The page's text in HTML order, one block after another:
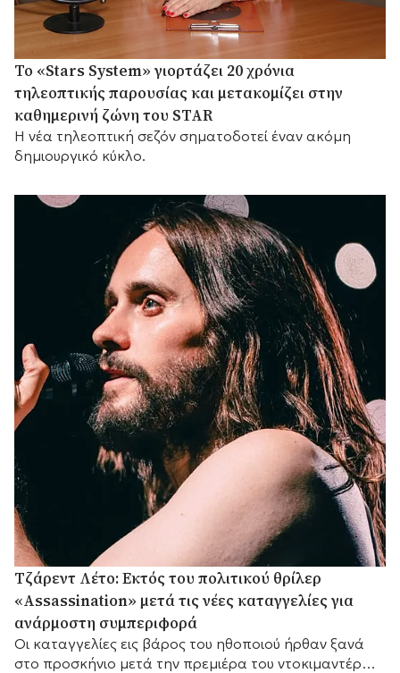
Το «Stars System» γιορτάζει 20 χρόνια
τηλεοπτικής παρουσίας και μετακομίζει στην
καθημερινή ζώνη του STAR
Η νέα τηλεοπτική σεζόν σηματοδοτεί έναν ακόμη
δημιουργικό κύκλο.
Τζάρεντ Λέτο: Εκτός του πολιτικού θρίλερ
«Assassination» μετά τις νέες καταγγελίες για
ανάρμοστη συμπεριφορά
Οι καταγγελίες εις βάρος του ηθοποιού ήρθαν ξανά
στο προσκήνιο μετά την πρεμιέρα του ντοκιμαντέρ